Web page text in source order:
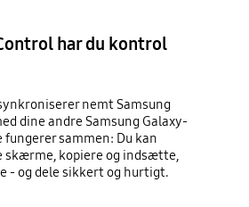
har du kontrol
nemt Samsung
dine andre Samsung Galaxy-
fungerer sammen: Du kan
skærme, kopiere og indsætte,
- og dele sikkert og hurtigt.